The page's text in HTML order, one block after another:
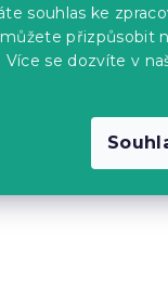
souhlas ke
přizpůsobit
Více se dozvíte v